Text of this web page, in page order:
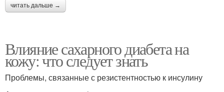
читать дальше →
Влияние сахарного диабета на
кожу: что следует знать
Проблемы, связанные с резистентностью к инсулину